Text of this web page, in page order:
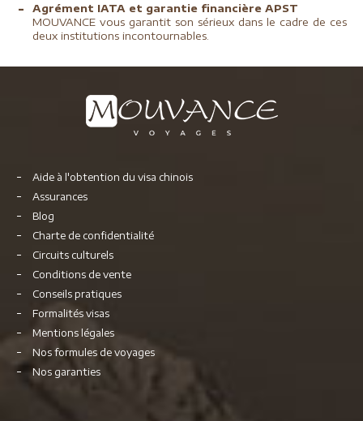
Agrément IATA et garantie financière APST
MOUVANCE vous garantit son sérieux dans le cadre de ces
deux institutions incontournables.
Aide à l'obtention du visa chinois
Assurances
Blog
Charte de confidentialité
Circuits culturels
Conditions de vente
Conseils pratiques
Formalités visas
Mentions légales
Nos formules de voyages
Nos garanties